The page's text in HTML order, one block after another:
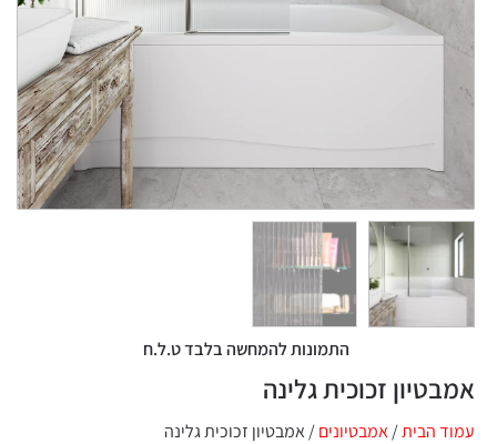
התמונות להמחשה בלבד ט.ל.ח
זכוכית גלינה
הבית/אמבטיונים/ אמבטיון זכוכית גלינה